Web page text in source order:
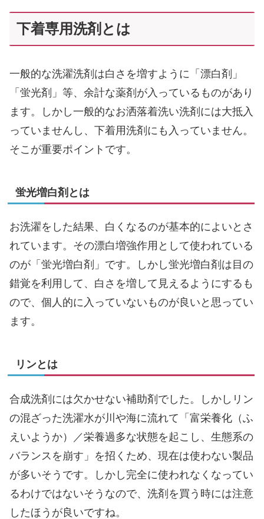
下着専用洗剤とは
一般的な洗濯洗剤は白さを増すように「漂白剤」
「蛍光剤」等、余計な薬剤が入っているものがあり
ます。しかし一般的なお洒落着洗い洗剤には大抵入
っていませんし、下着用洗剤にも入っていません。
そこが重要ポイントです。
蛍光増白剤とは
お洗濯をした結果、白くなるのが基本的によいとさ
れています。その漂白増強作用として使われている
のが「蛍光増白剤」です。しかし蛍光増白剤は目の
錯覚を利用して、白さを増して見えるようにするも
ので、個人的に入っていないものが良いと思ってい
ます。
リンとは
合成洗剤には欠かせない補助剤でした。しかしリン
の混ざった洗濯水が川や海に流れて「富栄養化（ふ
えいようか）／栄養過多な状態を起こし、生態系の
バランスを崩す」を招くため、現在は使わない製品
が多いそうです。しかし完全に使われなくなってい
るわけではないそうなので、洗剤を買う時には注意
したほうが良いですね。